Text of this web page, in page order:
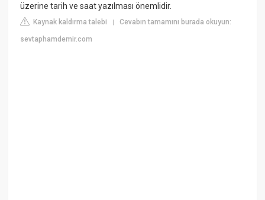
üzerine tarih ve saat yazılması önemlidir.
Kaynak kaldırma talebi |Cevabın tamamını burada okuyun:
sevtaphamdemir.com